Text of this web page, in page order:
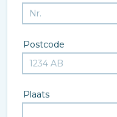
Postcode
Plaats